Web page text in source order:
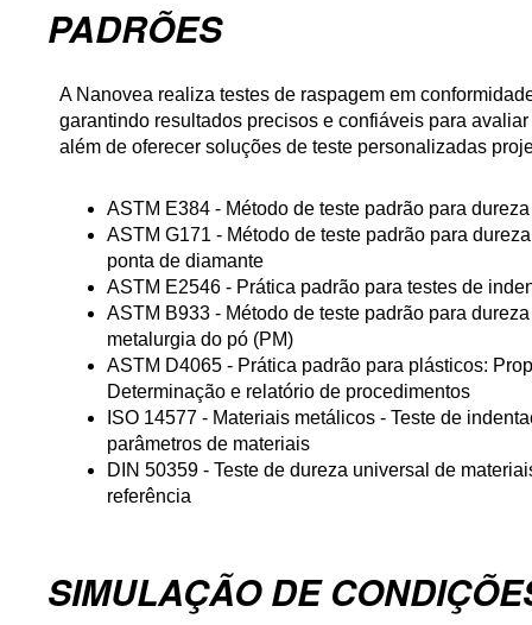
PADRÕES
A Nanovea realiza testes de raspagem em
garantindo resultados precisos e confiáveis para
além de oferecer soluções de teste personalizadas
ASTM E384 - Método de teste padrão para
ASTM G171 - Método de teste padrão para
ponta de diamante
ASTM E2546 - Prática padrão para testes de
ASTM B933 - Método de teste padrão para
metalurgia do pó (PM)
ASTM D4065 - Prática padrão para plásticos:
Determinação e relatório de procedimentos
ISO 14577 - Materiais metálicos - Teste de
parâmetros de materiais
DIN 50359 - Teste de dureza universal de
referência
SIMULAÇÃO DE